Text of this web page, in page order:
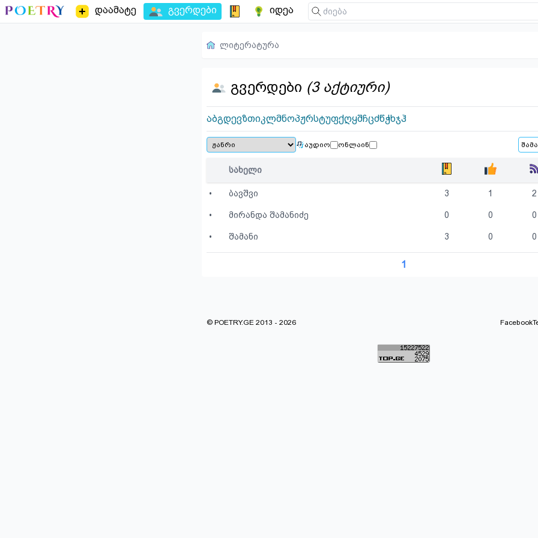
დაამატე გვერდები იდეა
ლიტერატურა
გვერდები (3 აქტიური)
აბგდევზთიკლმნოპჟრსტუფქღყშჩცძწჭხჯჰ
აუდიო ონლაინ
სახელი
• ბავშვი 3 1 2
• მირანდა შამანიძე 0 0 0
• შამანი 3 0 0
1
© POETRY.GE 2013 - 2026 Facebook